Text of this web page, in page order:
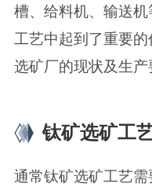
槽、给料机、输送
工艺中起到了重要
选矿厂的现状及生产
钛矿选矿工
通常钛矿选矿工艺需